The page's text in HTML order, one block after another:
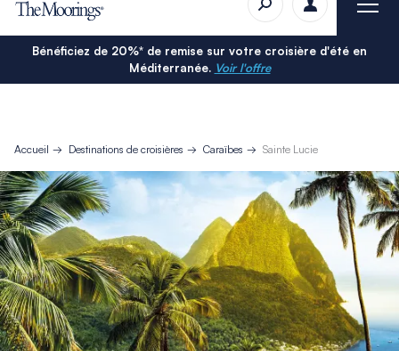
Bénéficiez de 20%* de remise sur votre croisière d'été en
Méditerranée. Voir l'offre
Accueil Destinations de croisières Caraïbes Sainte Lucie